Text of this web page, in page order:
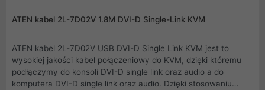
ATEN kabel 2L-7D02V 1.8M DVI-D Single-Link KVM
ATEN kabel 2L-7D02V USB DVI-D Single Link KVM jest to
wysokiej jakości kabel połączeniowy do KVM, dzięki któremu
podłączymy do konsoli DVI-D single link oraz audio a do
komputera DVI-D single link oraz audio. Dzięki stosowaniu